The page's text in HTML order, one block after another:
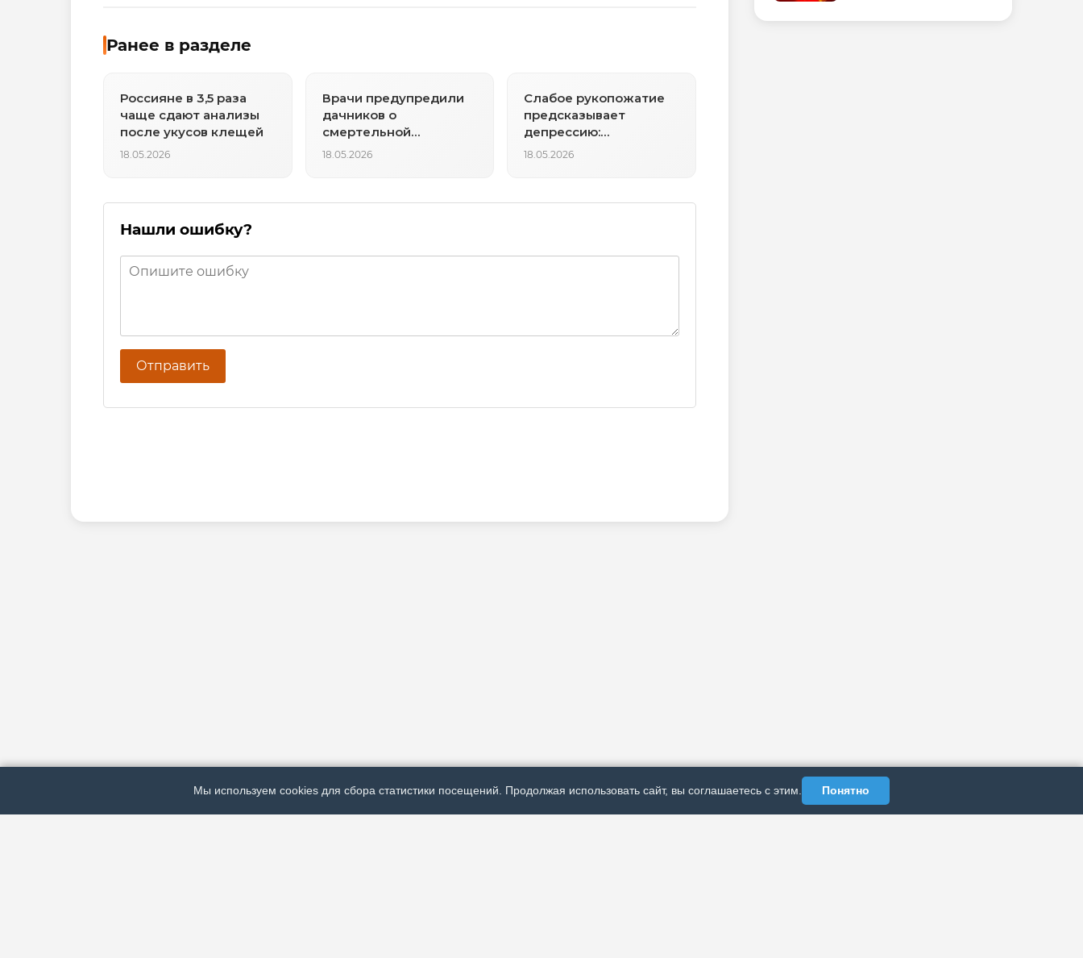
Ранее в разделе
Россияне в 3,5 раза
чаще сдают анализы
после укусов клещей
18.05.2026
Врачи предупредили
дачников о
смертельной
опасности в пыли
18.05.2026
Слабое рукопожатие
предсказывает
депрессию:
метаанализ 500 тысяч
18.05.2026
Нашли ошибку?
Отправить
биологического
Мы используем cookies для сбора статистики посещений. Продолжая использовать сайт, вы соглашаетесь с этим. Понятно